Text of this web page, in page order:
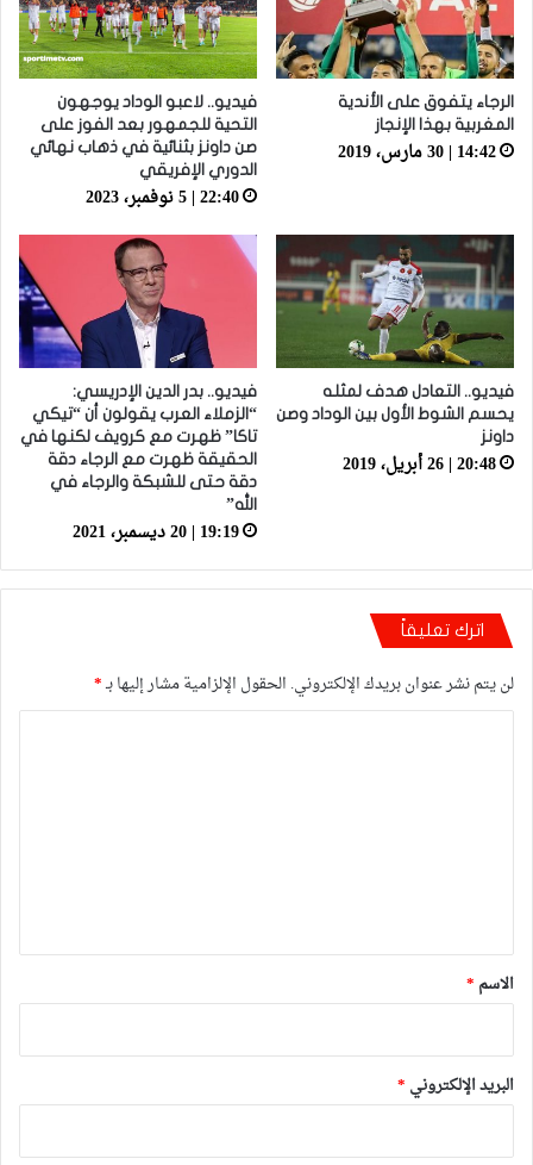
الرجاء يتفوق على الأندية
المغربية بهذا الإنجاز
14:42 | 30 مارس، 2019
فيديو.. لاعبو الوداد يوجهون
التحية للجمهور بعد الفوز على
صن داونز بثنائية في ذهاب نهائي
الدوري الإفريقي
22:40 | 5 نوفمبر، 2023
فيديو.. التعادل هدف لمثله
يحسم الشوط الأول بين الوداد وصن
داونز
20:48 | 26 أبريل، 2019
فيديو.. بدر الدين الإدريسي:
“الزملاء العرب يقولون أن “تيكي
تاكا” ظهرت مع كرويف لكنها في
الحقيقة ظهرت مع الرجاء دقة
دقة حتى للشبكة والرجاء في
الله”
19:19 | 20 ديسمبر، 2021
اترك تعليقاً
لن يتم نشر عنوان بريدك الإلكتروني. الحقول الإلزامية مشار إليها بـ*
*
الاسم *
البريد الإلكتروني *